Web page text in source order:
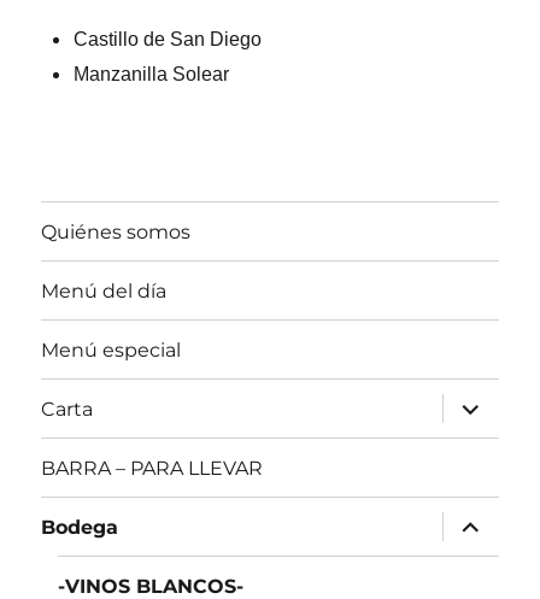
Castillo de San Diego
Manzanilla Solear
Quiénes somos
Menú del día
Menú especial
Carta
expande
el
menú
BARRA – PARA LLEVAR
Bodega
expande
el
menú
-VINOS BLANCOS-